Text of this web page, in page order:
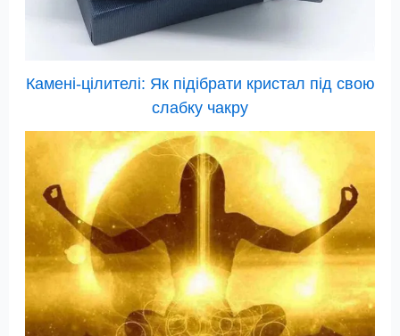
Камені-цілителі: Як підібрати кристал під свою
слабку чакру